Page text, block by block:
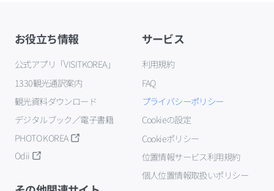
お役立ち情報
公式アプリ「VISITKOREA」
1330観光通訳案内
観光資料ダウンロード
デジタルブック／電子書籍
PHOTO KOREA
Odii
サービス
利用規約
FAQ
プライバシーポリシー
Cookieの設定
Cookieポリシー
位置情報サービス利用規約
個人位置情報取扱いポリシー